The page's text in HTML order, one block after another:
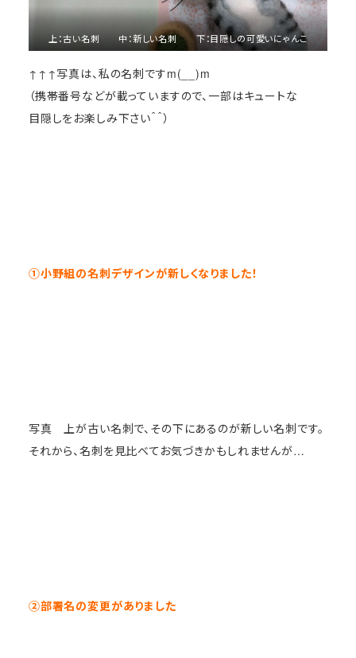
上：古い名刺 中：新しい名刺 下：目隠しの可愛いにゃんこ
↑↑↑写真は、私の名刺ですm(__)m
（携帯番号などが載っていますので、一部はキュートな
目隠しをお楽しみ下さい＾＾）
①小野組の名刺デザインが新しくなりました！
写真 上が古い名刺で、その下にあるのが新しい名刺です。
それから、名刺を見比べてお気づきかもしれませんが…
②部署名の変更がありました